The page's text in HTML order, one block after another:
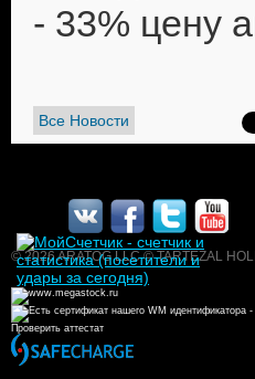
- 33% цену
Все Новости
© 2026 ARATOG LLC © TARTEZAL
Проверить аттестат